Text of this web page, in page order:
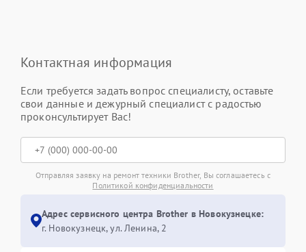
Контактная информация
Если требуется задать вопрос специалисту, оставьте
свои данные и дежурный специалист с радостью
проконсультирует Вас!
Отправляя заявку на ремонт техники Brother, Вы соглашаетесь с
Политикой конфиденциальности
Адрес сервисного центра Brother в Новокузнецке:
г. Новокузнецк, ул. Ленина, 2